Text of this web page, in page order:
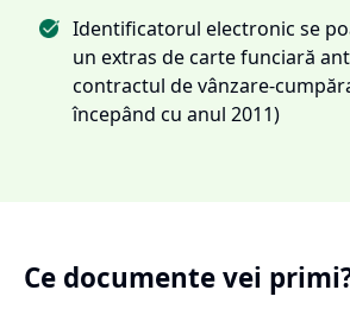
Identificatorul electronic se
un extras de carte funciară
contractul de vânzare-
începând cu anul 2011)
Ce documente vei